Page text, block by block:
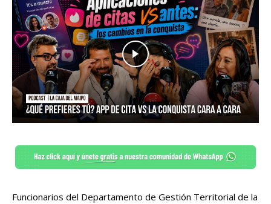
Funcionarios del Departamento de Gestión Territorial de la